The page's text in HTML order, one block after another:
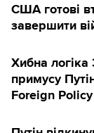
США готові
завершити
Хибна логіка
примусу
Foreign Policy